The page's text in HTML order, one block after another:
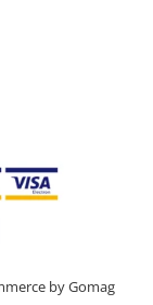
by Gomag